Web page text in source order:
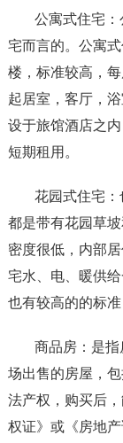
公寓式住宅
宅而言的。公寓
楼，标准较高，
起居室，客厅，
设于旅馆酒店之
短期租用。
花园式住宅
都是带有花园草
密度很低，内部
宅水、电、暖供
也有较高的的标准
商品房：是
场出售的房屋，
法产权，购买后
权证》或《房地